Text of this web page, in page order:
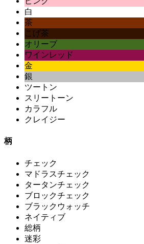
白
茶
こげ茶
オリーブ
ワインレッド
金
銀
ツートン
スリートーン
カラフル
クレイジー
柄
チェック
マドラスチェック
タータンチェック
ブロックチェック
ブラックウォッチ
ネイティブ
総柄
迷彩